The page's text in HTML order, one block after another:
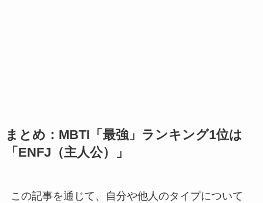
まとめ：MBTI「最強」ランキング1位は
「ENFJ（主人公）」
この記事を通じて、自分や他人のタイプについて